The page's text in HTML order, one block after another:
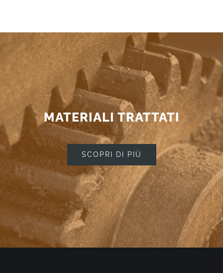
MATERIALI TRATTATI
SCOPRI DI PIÙ